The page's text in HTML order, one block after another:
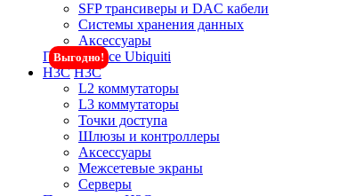
SFP трансиверы и DAC кабели
Системы хранения данных
Аксессуары
Показать все Ubiquiti
H3C
Выгодно!
H3C
L2 коммутаторы
L3 коммутаторы
Точки доступа
Шлюзы и контроллеры
Аксессуары
Межсетевые экраны
Серверы